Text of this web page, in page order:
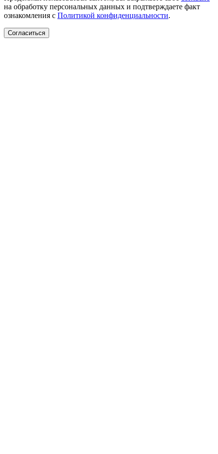
на обработку персональных данных и подтверждаете факт
ознакомления с Политикой конфиденциальности.
Согласиться